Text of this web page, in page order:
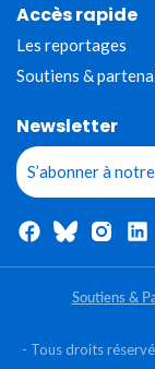
Accès rapide
Les reportages
Soutiens &
Newsletter
S’abonner à
Soutiens &
- Tous droits